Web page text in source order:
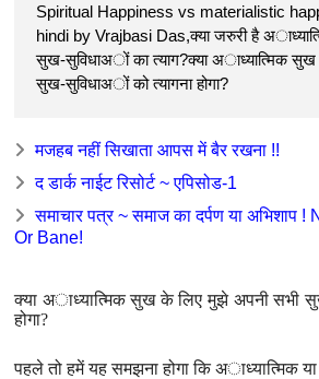
Spiritual Happiness vs materialistic
hindi by Vrajbasi Das,क्या जरुरी है
सुख-सुविधाअों का त्याग?क्या अाध्यात्मिक
सुख-सुविधाअों को त्यागना होगा?
मजहब नहीं सिखाता आपस में बैर रखना !!
द डार्क नाईट रिसोर्ट ~ एपिसोड-1
समाचार पत्र ~ समाज का दर्पण या अभिशाप
Or Bane!
क्या अाध्यात्मिक सुख के लिए मुझे अपनी सभी
होगा?
पहले तो हमें यह समझना होगा कि अाध्यात्मिक